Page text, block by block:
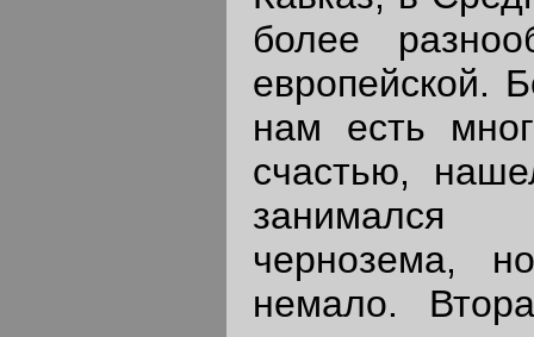
более
европейской.
нам есть
счастью,
занимался
чернозема,
немало.